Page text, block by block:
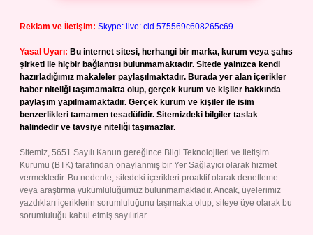
Reklam ve İletişim: Skype: live:.cid.575569c608265c69
Yasal Uyarı: Bu internet sitesi, herhangi bir marka, kurum veya şahıs
şirketi ile hiçbir bağlantısı bulunmamaktadır. Sitede yalnızca kendi
hazırladığımız makaleler paylaşılmaktadır. Burada yer alan içerikler
haber niteliği taşımamakta olup, gerçek kurum ve kişiler hakkında
paylaşım yapılmamaktadır. Gerçek kurum ve kişiler ile isim
benzerlikleri tamamen tesadüfidir. Sitemizdeki bilgiler taslak
halindedir ve tavsiye niteliği taşımazlar.
Sitemiz, 5651 Sayılı Kanun gereğince Bilgi Teknolojileri ve İletişim
Kurumu (BTK) tarafından onaylanmış bir Yer Sağlayıcı olarak hizmet
vermektedir. Bu nedenle, sitedeki içerikleri proaktif olarak denetleme
veya araştırma yükümlülüğümüz bulunmamaktadır. Ancak, üyelerimiz
yazdıkları içeriklerin sorumluluğunu taşımakta olup, siteye üye olarak bu
sorumluluğu kabul etmiş sayılırlar.